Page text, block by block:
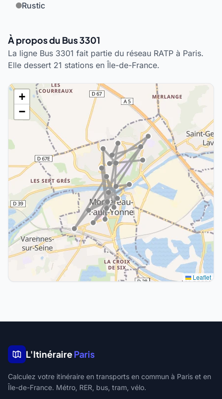
Rustic
À propos du Bus 3301
La ligne Bus 3301 fait partie du réseau RATP à Paris.
Elle dessert 21 stations en Île-de-France.
+
−
Leaflet
L'ItinéraireParis
Calculez votre itinéraire en transports en commun à Paris et en
Île-de-France. Métro, RER, bus, tram, vélo.